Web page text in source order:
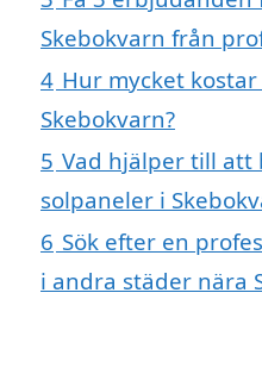
Skebokvarn från
4 Hur mycket
Skebokvarn?
5 Vad hjälper till att
solpaneler i
6 Sök efter en
i andra städer nära